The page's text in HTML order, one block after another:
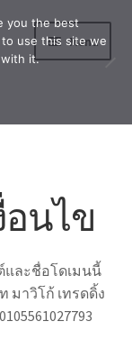
Menu
นไข
และชื่อโดเมนนี้
มาวิโก้ เทรดดิ้ง
you the best
use this site we
it.